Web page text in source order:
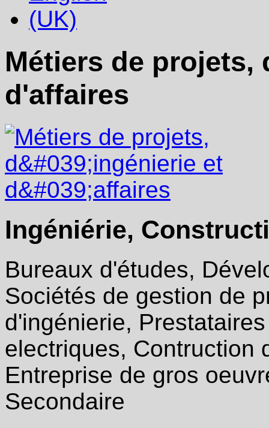
Métiers de projets,
d'affaires
Ingéniérie,
Bureaux d'études,
Sociétés de gestion de
d'ingénierie,
electriques, Contruction
Entreprise de gros
Secondaire